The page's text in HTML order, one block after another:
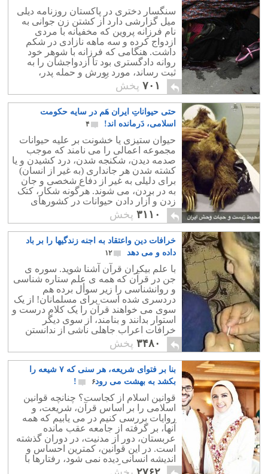
سنگسار دختری در پاکستان روزنامه دیلی
میل گزارشی دارد از کشتن زن جوانی به
نام فرزانه پروین که مخفیانه با مردی
ازدواج کرده و سه ماهه نازادی در شکم
داشت. هنگامی که فرزانه با شوهر خود
روانه دادگستری بود تا ازدواجشان را به
ثبت رساند، مورد یورش و حمله پدر،
برادران خود قرار گرفت و به قتل رسید.
۷۰۱ پخش
حتی حیواناتِ ایران هَم در سایه حکومت
اسلامی، دَرمانده اند!
۴
حیوان ستیزی یا خشونت بر علیه حیوانات
مجموعه اعمالی را می نامند که موجب
صدمه دیدن، شکنجه شدن، درد کشیدن و یا
کشته شدن هر جانداری (به غیر از انسان)
برای دلیلی به غیر از دفاع شخصی و جان
به در بردن، می شوند. هرگونه شکار، کتک
زدن و آزار دادن حیوانات در کشورهای
متمدن جرم است و با فرد خاطی برخورد
می شود.
۳۱۱۰ پخش
خرافات دین واعتقاد به اجنه زندگیها را بر باد
داده و می دهد
۱۲
با علم بیکران قرآن آشنا شوید. سوره ی
جن در قرآن که همه ی علم ستاره شناسی
و روانشناسی را زیر سوأل برده هم
دردسری شده است برای مسلمانان! از یک
سوی می خواهند قرآن را یک کلام درست و
استوار بدانند و بنامند، از سوی دیگر
خرافات اعراب جاهلی ناشی از ندانستن
دلایل عوارض طبیعی نظیر باد و طوفان
نمی گذارد!
۳۴۸۰ پخش
بنا بر فتوای شریعه، هر سنی که ۷ شیعه را
بکشد به بهشت می رود‪!‬۶
قوانین اسلام از کجاست؟ چنانچه قوانین
اسلامی را بر اساس قرآن، شریعت، و
روایات بررسی کنیم در می یابیم که همه
آنها، بر گرفته از جامعه عقب مانده
عربستان، دور از مدنیت، در دوران گذشته
است. در این قوانین، کمترین احساس و
اندیشه انسانی دیده نمی شود، رفتارها با
کینه توزی، سنگدلی، و دشمنی همراه